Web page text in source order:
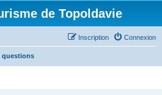
de Topoldavie
Connexion
Inscription
questions